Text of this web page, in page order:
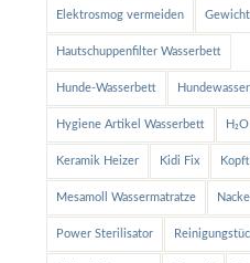
Elektrosmog vermeiden
Hautschuppenfilter Wasserbett
Hunde-Wasserbett
Hygiene Artikel Wasserbett
Keramik Heizer Kidi Fix
Mesamoll Wassermatratze
Power Sterilisator